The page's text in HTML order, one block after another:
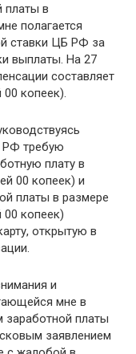
платы в
полагается
ставки ЦБ РФ за
выплаты. На 27
составляет
копеек).
РФ требую
плату в
00 копеек) и
платы в размере
00 копеек)
открытую в
и
мне в
заработной платы
заявлением